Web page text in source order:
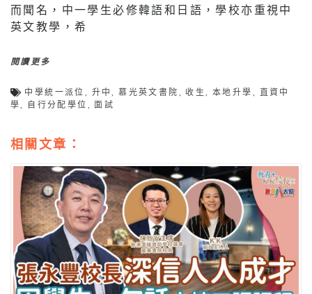
而聞名，中一學生必修韓語和日語，學校亦重視中
英文教學，希
閱讀更多
中學統一派位 升中 ,慕光英文書院 收生 ,本地升學
直資中
學
自行分配學位 ,面試
相關文章：